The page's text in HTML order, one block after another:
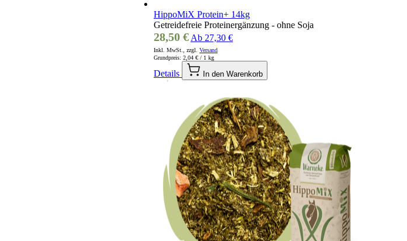
HippoMiX Protein+ 14kg
Getreidefreie Proteinergänzung - ohne Soja
28,50 € Ab 27,30 €
Inkl. MwSt., zzgl. Versand
Grundpreis: 2,04 € / 1 kg
Details In den Warenkorb